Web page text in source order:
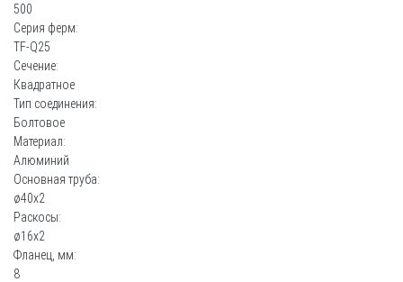
500
Серия ферм:
TF-Q25
Сечение:
Квадратное
Тип соединения:
Болтовое
Материал:
Алюминий
Основная труба:
ø40х2
Раскосы:
ø16х2
Фланец, мм:
8